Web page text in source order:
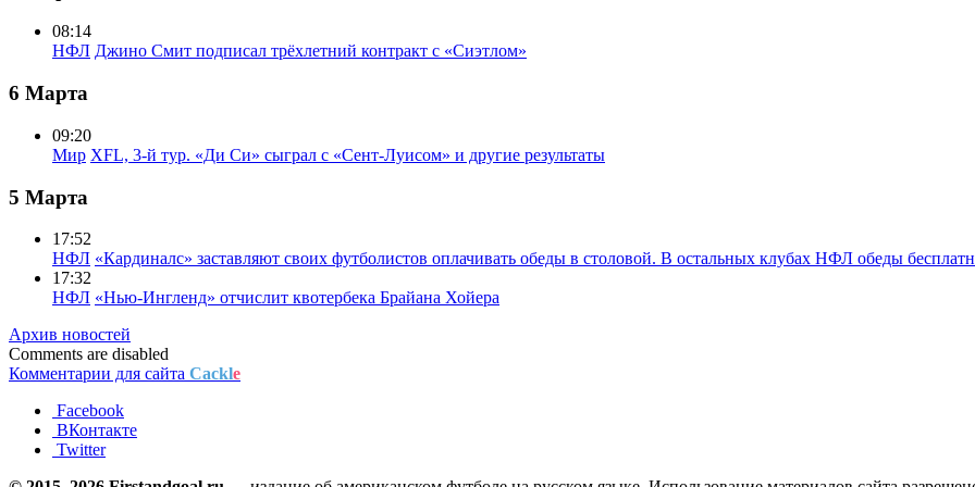
08:14
НФЛ Джино Смит подписал трёхлетний контракт с «Сиэтлом»
6 Марта
09:20
Мир XFL, 3-й тур. «Ди Си» сыграл с «Сент-Луисом» и другие результаты
5 Марта
17:52
НФЛ «Кардиналс» заставляют своих футболистов оплачивать обеды в столовой. В остальных клубах НФЛ обеды
17:32
НФЛ «Нью-Ингленд» отчислит квотербека Брайана Хойера
Архив новостей
Comments are disabled
Комментарии для сайта Cackle
Facebook
ВКонтакте
Twitter